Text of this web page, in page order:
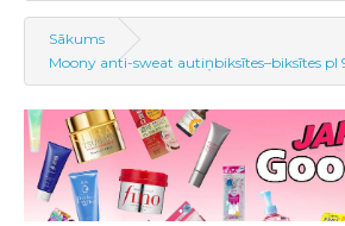
Sākums
Moony anti-sweat autiņbiksītes–biksītes pl